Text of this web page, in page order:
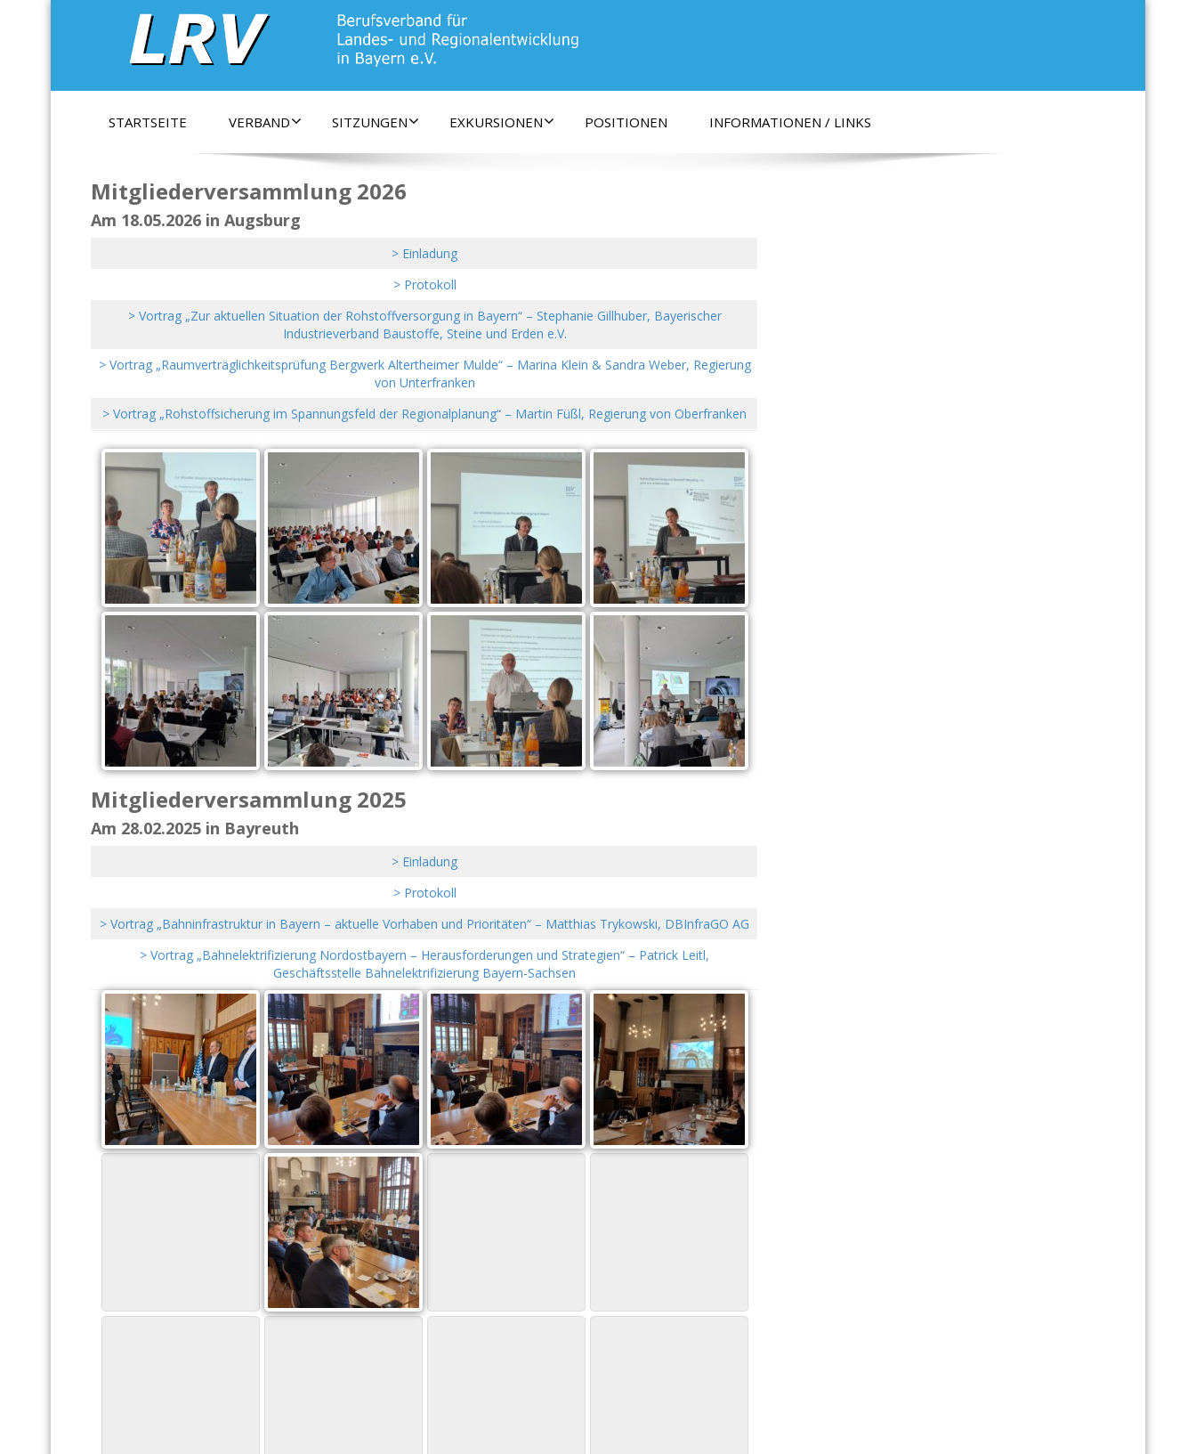
STARTSEITE VERBAND SITZUNGEN EXKURSIONEN POSITIONEN INFORMATIONEN / LINKS
Mitgliederversammlung 2026
Am 18.05.2026 in Augsburg
> Einladung
> Protokoll
> Vortrag „Zur aktuellen Situation der Rohstoffversorgung in Bayern“ – Stephanie Gillhuber, Bayerischer
Industrieverband Baustoffe, Steine und Erden e.V.
> Vortrag „Raumverträglichkeitsprüfung Bergwerk Altertheimer Mulde“ – Marina Klein & Sandra Weber, Regierung
von Unterfranken
> Vortrag „Rohstoffsicherung im Spannungsfeld der Regionalplanung“ – Martin Füßl, Regierung von Oberfranken
Mitgliederversammlung 2025
Am 28.02.2025 in Bayreuth
> Einladung
> Protokoll
> Vortrag „Bahninfrastruktur in Bayern – aktuelle Vorhaben und Prioritäten“ – Matthias Trykowski, DBInfraGO AG
> Vortrag „Bahnelektrifizierung Nordostbayern – Herausforderungen und Strategien“ – Patrick Leitl,
Geschäftsstelle Bahnelektrifizierung Bayern-Sachsen